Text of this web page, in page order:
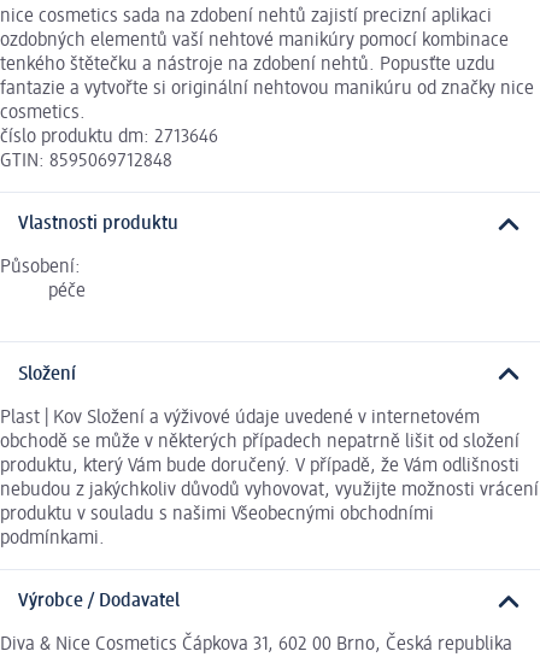
nice cosmetics sada na zdobení nehtů zajistí precizní aplikaci
ozdobných elementů vaší nehtové manikúry pomocí kombinace
tenkého štětečku a nástroje na zdobení nehtů. Popusťte uzdu
fantazie a vytvořte si originální nehtovou manikúru od značky nice
cosmetics.
číslo produktu dm: 2713646
GTIN: 8595069712848
Vlastnosti produktu
Působení:
péče
Složení
Plast | Kov Složení a výživové údaje uvedené v internetovém
obchodě se může v některých případech nepatrně lišit od složení
produktu, který Vám bude doručený. V případě, že Vám odlišnosti
nebudou z jakýchkoliv důvodů vyhovovat, využijte možnosti vrácení
produktu v souladu s našimi Všeobecnými obchodními
podmínkami.
Výrobce / Dodavatel
Diva & Nice Cosmetics Čápkova 31, 602 00 Brno, Česká republika